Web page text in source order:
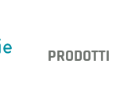
PRODOTTI